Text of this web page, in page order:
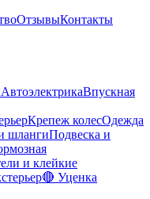
ОтзывыКонтакты
АвтоэлектрикаВпускная
Крепеж колесОдежда
шлангиПодвеска и
и клейкие
🔴 Уценка